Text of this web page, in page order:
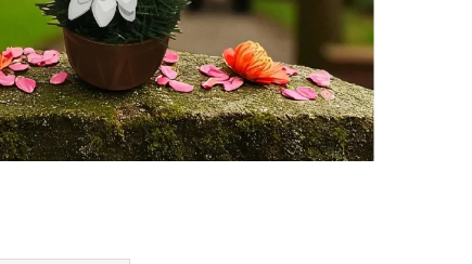
KASPÓBAN KICSI
OVIS/BÖLCSIS BÚCSÚZTATÓS
9 490 Ft
Korábbi: 10 990 Ft